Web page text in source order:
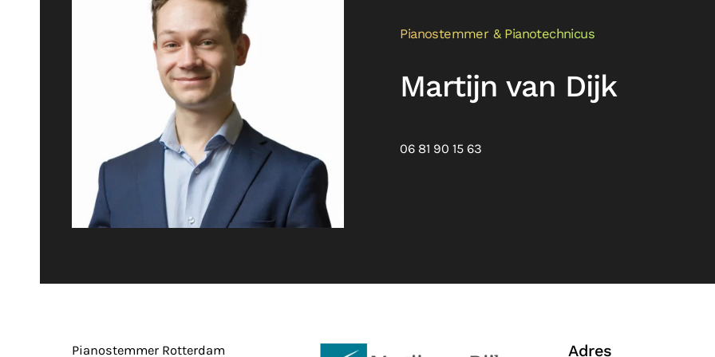
Pianostemmer & Pianotechnicus
Martijn van Dijk
06 81 90 15 63
Pianostemmer Rotterdam Adres